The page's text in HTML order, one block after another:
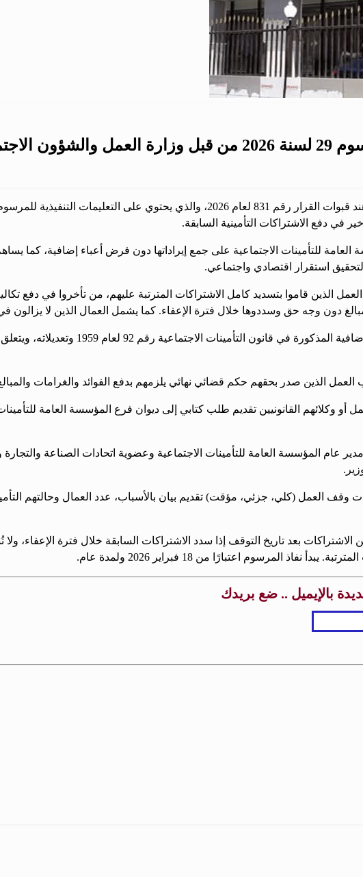
في دفع الاشتراكات التأمينية السابقة.
للتأمينات الاجتماعية على جمع إيراداتها دون فرض أعباء إضافية، كما
لتحقيق استقرار اقتصادي واجتماعي.
الذين قاموا بتسديد كامل الاشتراكات المترتبة عليهم، من تأخروا في دفع
دون وجه حق وسددوها خلال فترة الإعفاء. كما يشمل العمال الذين لا
العمل الذين صدر بحقهم حكم قضائي نهائي يلزمهم بدفع الفوائد والغرامات
وكلائهم القانونيين تقديم طلب كتابي إلى ديوان فرع المؤسسة العامة للتأمينات
عام المؤسسة العامة للتأمينات الاجتماعية وعضوية اتحادات الصناعة
العمل (كلي، جزئي، مؤقت) تقديم بيان بالأسباب، عدد العمال وحالتهم
بعد تاريخ التوقف إذا سدد الاشتراكات السابقة خلال فترة الإعفاء،
نفاذ المرسوم اعتبارًا من 18 فبراير 2026 ولمدة عام.
بالإيميل .. ضع بريدك